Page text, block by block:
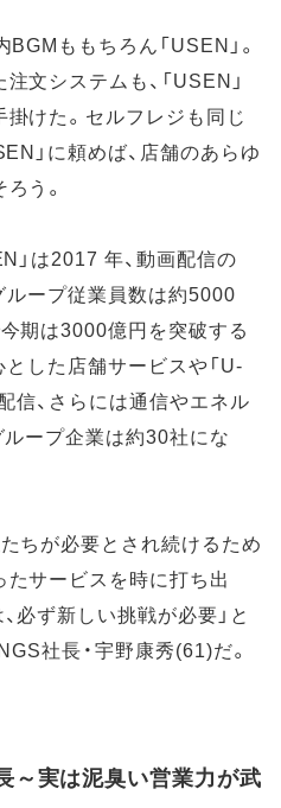
ももちろん「USEN」。
文システムも、「USEN」
けた。セルフレジも同じ
」に頼めば、店舗のあらゆ
う。
」は2017 年、動画配信の
ループ従業員数は約5000
期は3000億円を突破する
とした店舗サービスや「U-
信、さらには通信やエネル
ループ企業は約30社にな
ちが必要とされ続けるため
サービスを時に打ち出
必ず新しい挑戦が必要」と
社長・宇野康秀(61)だ。
～実は泥臭い営業力が武